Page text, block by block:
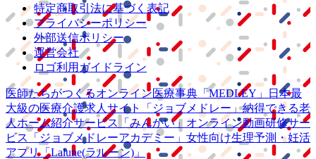
特定商取引法に基づく表記
プライバシーポリシー
外部送信ポリシー
運営会社
ロゴ利用ガイドライン
医師たちがつくるオンライン医療事典 「MEDLEY」
日本最
大級の医療介護求人サイト 「ジョブメドレー」納得できる老
人ホーム紹介サービス
「みんかい」 オンライン動画研修サー
ビス
「ジョブメドレーアカデミー」 女性向け生理予測・妊活
アプリ「Lalune(ラルーン)」